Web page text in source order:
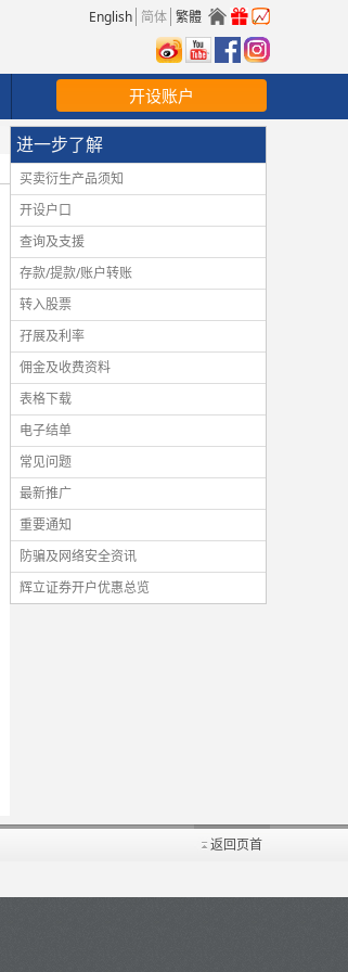
English 简体 繁體
开设账户
进一步了解
买卖衍生产品须知
开设户口
查询及支援
存款/提款/账户转账
转入股票
孖展及利率
佣金及收费资料
表格下载
电子结单
常见问题
最新推广
重要通知
防骗及网络安全资讯
辉立证券开户优惠总览
返回页首